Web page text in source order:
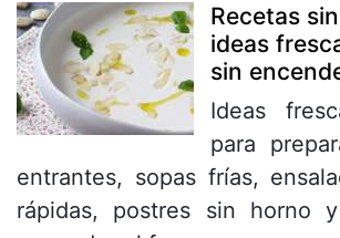
Recetas
ideas
sin
Ideas
para
entrantes, sopas frías,
rápidas, postres sin horno